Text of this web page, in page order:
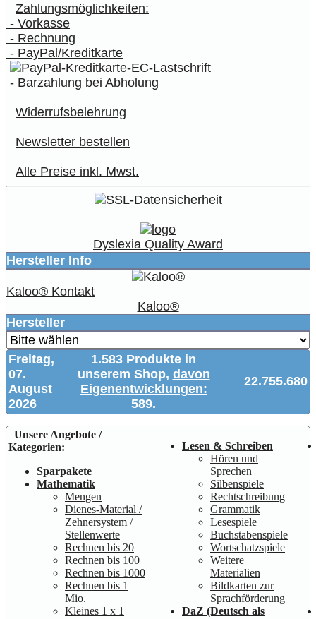
Zahlungsmöglichkeiten:
- Vorkasse
- Rechnung
- PayPal/Kreditkarte
- Barzahlung bei Abholung
Widerrufsbelehrung
Newsletter bestellen
Alle Preise inkl. Mwst.
Dyslexia Quality Award
Hersteller Info
Kaloo® Kontakt
Kaloo®
Hersteller
Freitag,
07.
August
2026
1.583 Produkte in
unserem Shop, davon
Eigenentwicklungen:
589.
22.755.680
Unsere Angebote /
Kategorien:
Sparpakete
Mathematik
Mengen
Dienes-Material /
Zehnersystem /
Stellenwerte
Rechnen bis 20
Rechnen bis 100
Rechnen bis 1000
Rechnen bis 1
Mio.
Kleines 1 x 1
Lesen & Schreiben
Hören und
Sprechen
Silbenspiele
Rechtschreibung
Grammatik
Lesespiele
Buchstabenspiele
Wortschatzspiele
Weitere
Materialien
Bildkarten zur
Sprachförderung
DaZ (Deutsch als